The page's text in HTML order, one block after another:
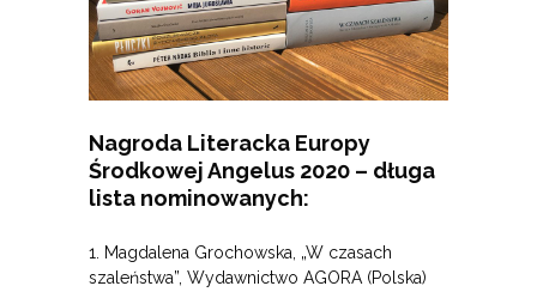
Nagroda Literacka Europy
Środkowej Angelus 2020 – długa
lista nominowanych:
1.
Magdalena Grochowska, „W czasach
szaleństwa”, Wydawnictwo AGORA (Polska)